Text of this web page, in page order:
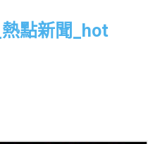
點新聞_hot